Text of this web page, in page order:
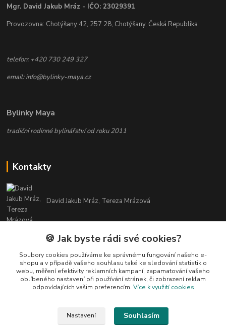
Mgr. David Jakub Mráz - IČO: 23029391
Provozovna: Chotýšany 42, 257 28, Chotýšany, Česká Republika
telefon: +420 730 249 327
email: info@bylinky-maya.cz
Bylinky Maya
tradiční rodinné bylinářství od roku 2011
Kontakty
David Jakub Mráz, Tereza Mrázová
info@bylinky-maya.cz
🍪 Jak byste rádi své cookies?
Soubory cookies používáme ke správnému fungování našeho e-
shopu a v případě vašeho souhlasu také ke sledování statistik o
webu, měření efektivity reklamních kampaní, zapamatování vašeho
oblíbeného nastavení při používání stránek, či zobrazení reklam
odpovídajících vašim preferencím. Více k využití cookies
Nastavení Souhlasím